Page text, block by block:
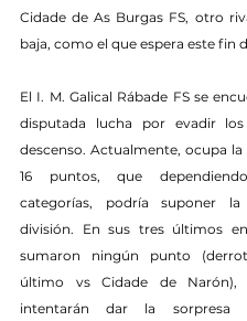
Cidade de As Burgas FS, otro
baja, como el que espera este fin
El I. M. Galical Rábade FS se
disputada lucha por evadir
descenso. Actualmente, ocupa la
16 puntos, que
categorías, podría suponer
división. En sus tres últimos
sumaron ningún punto
último vs Cidade de
intentarán dar la sorpresa